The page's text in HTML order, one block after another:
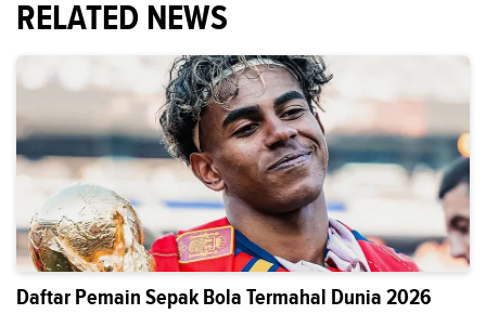
RELATED NEWS
Daftar Pemain Sepak Bola Termahal Dunia 2026